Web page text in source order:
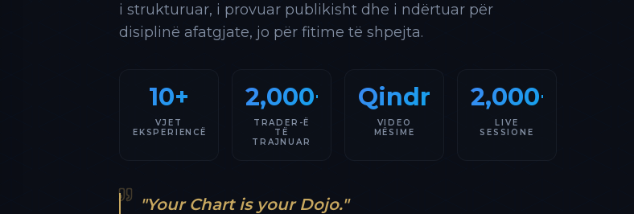
i strukturuar, i provuar publikisht dhe i ndërtuar për
disiplinë afatgjate, jo për fitime të shpejta.
10+
VJET
EKSPERIENCË
2,000+
TRADER-Ë
TË
TRAJNUAR
Qindra
VIDEO
MËSIME
2,000+
LIVE
SESSIONE
"Your Chart is your Dojo."